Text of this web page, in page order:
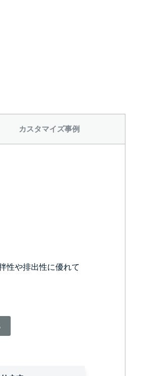
カスタマイズ事例
性や排出性に優れて